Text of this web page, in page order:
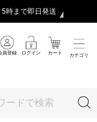
時まで即日発送
員登録 ログイン カート カテゴリ